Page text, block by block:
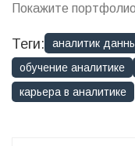
Покажите
Теги: аналитик
обучение аналитике
карьера в аналитике